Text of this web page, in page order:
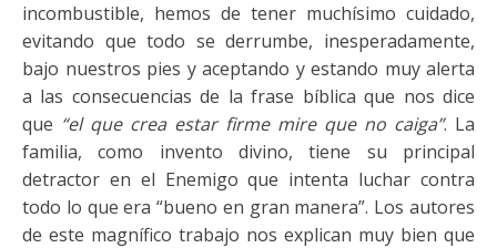
incombustible, hemos de tener muchísimo cuidado,
evitando que todo se derrumbe, inesperadamente,
bajo nuestros pies y aceptando y estando muy alerta
a las consecuencias de la frase bíblica que nos dice
que “el que crea estar firme mire que no caiga”. La
familia, como invento divino, tiene su principal
detractor en el Enemigo que intenta luchar contra
todo lo que era “bueno en gran manera”. Los autores
de este magnífico trabajo nos explican muy bien que